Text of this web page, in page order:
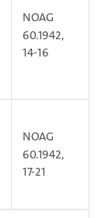
NOAG
60.1942,
14-16
NOAG
60.1942,
17-21